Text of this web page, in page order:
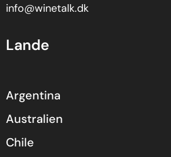
info@winetalk.dk
Lande
Argentina
Australien
Chile